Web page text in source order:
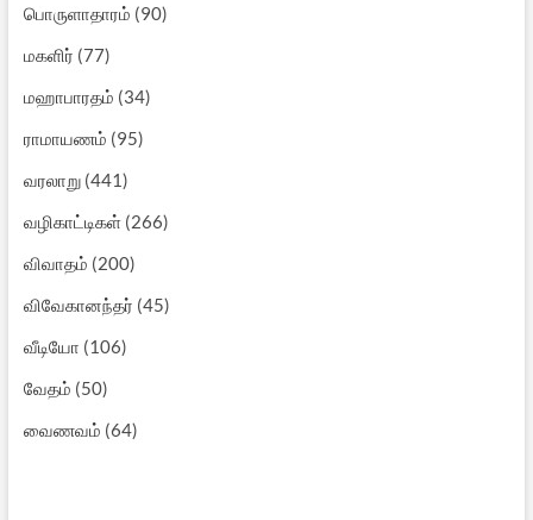
பொருளாதாரம் (90)
மகளிர் (77)
மஹாபாரதம் (34)
ராமாயணம் (95)
வரலாறு(441)
வழிகாட்டிகள்(266)
விவாதம் (200)
விவேகானந்தர் (45)
வீடியோ (106)
வேதம் (50)
வைணவம் (64)